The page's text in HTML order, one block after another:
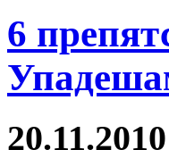
6
20.11.2010